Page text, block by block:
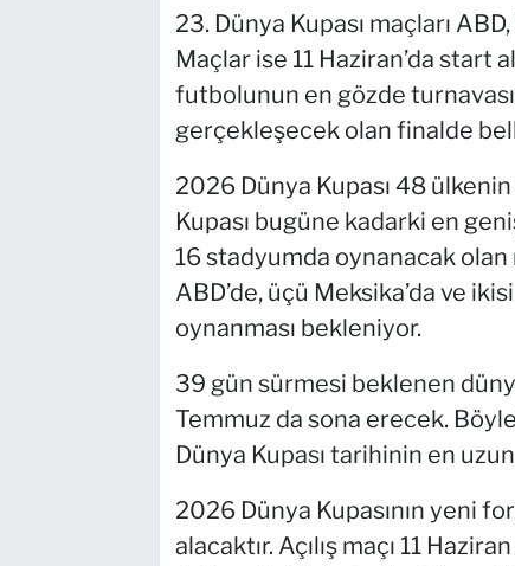
23. Dünya Kupası maçları
Maçlar ise 11 Haziran’da start
futbolunun en gözde
gerçekleşecek olan finalde
2026 Dünya Kupası 48
Kupası bugüne kadarki en
16 stadyumda oynanacak olan
ABD’de, üçü Meksika’da ve
oynanması bekleniyor.
39 gün sürmesi beklenen
Temmuz da sona erecek.
Dünya Kupası tarihinin en
2026 Dünya Kupasının yeni
alacaktır. Açılış maçı 11